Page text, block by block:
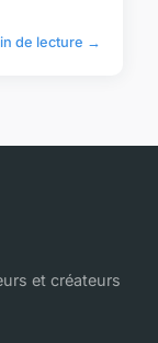
de lecture →
et créateurs